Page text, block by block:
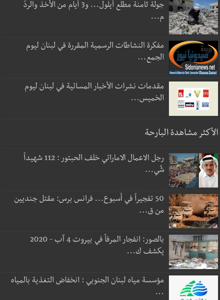
جولة ثامنة مطلع أيلول... و3 أيام من الأخذ والردّ
م...
مفكرة النشاطات الرسمية المقررة في لبنان ليوم
الجمع...
مقدمات نشرات الأخبار المسائية في لبنان ليوم
الخميس...
الأكثر مشاهدة البارحة
رجل الاعمال الاماراتي خلف الحبتور : 112 شهيداً
شُي...
50 تفجيراً في أسبوع... فرانس برس: مقتل جنديين
من ق...
بالصور: انفجار المرفأ في بيروت 4 آب - 2020
يكشف ك...
مؤسسة مياه لبنان الجنوبي : انخفاض التغذية بالمياه
...